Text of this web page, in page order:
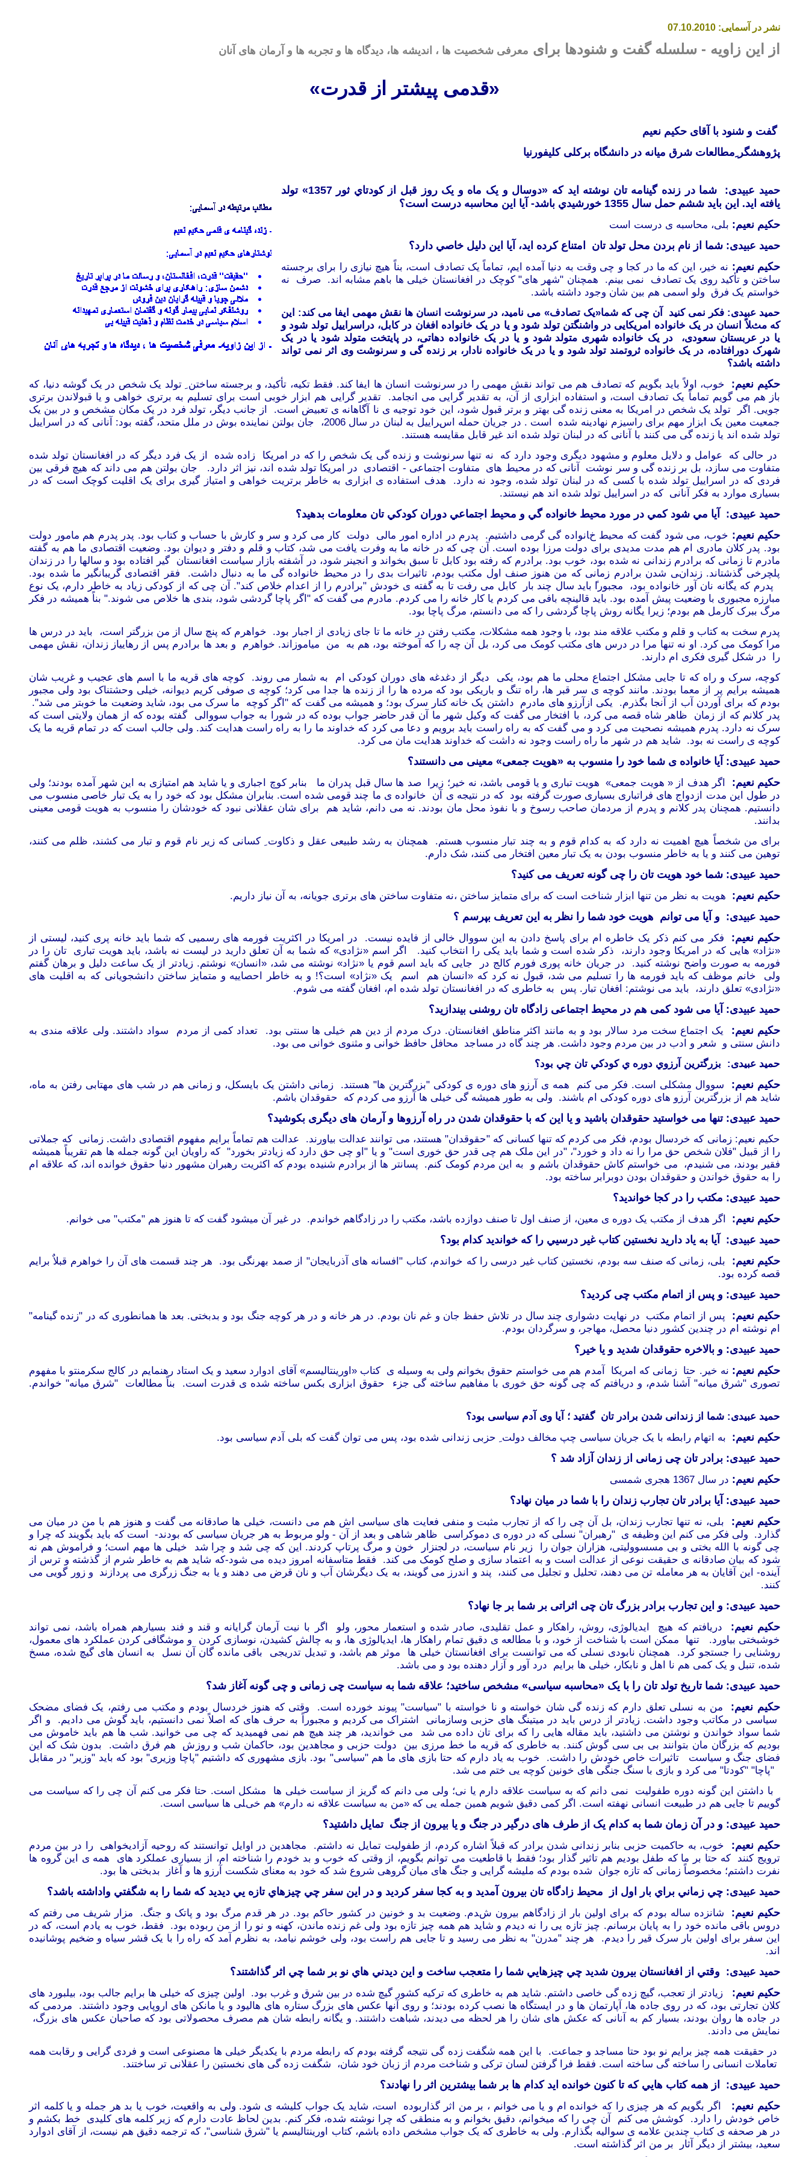
نشر در آسمایی: 07.10.2010
از این زاویه - سلسله گفت و شنودها برای معرفی شخصیت ها ، اندیشه ها، دیدگاه ها و تجربه ها و آرمان های آنان
«قدمی پیشتر از قدرت»
گفت و شنود با آقای حکیم نعیم
پژوهشگر ِمطالعات شرق میانه در دانشگاه برکلی کلیفورنیا
حمید عبیدی:
شما در زنده گينامه تان نوشته ايد که «دوسال و يک ماه و يک روز قبل از کودتاي ثور 1357» تولد
يافته ايد. اين بايد ششم حمل سال 1355 خورشيدي باشد- آيا اين محاسبه درست است؟
حکیم نعیم: بلی، محاسبه ی درست است
حمید عبیدی: شما از نام بردن محل تولد تان امتناع کرده ايد، آيا اين دليل خاصي دارد؟
حکیم نعیم: نه خیر، این که ما در کجا و چی وقت به دنیا آمده ایم، تماماً یک تصادف است، بناً هیچ نیازی را برای برجسته
ساختن و تأکید روی یک تصادف نمی بینم. همچنان "شهر های" کوچک در افغانستان خیلی ها باهم مشابه اند. صرف نه
خواستم یک فرق ولو اسمی هم بین شان وجود داشته باشد.
حمید عبیدی: فکر نمی کنید
آن چی که شما«یک تصادف» می نامید، در سرنوشت انسان ها نقش مهمی ایفا می کند: این
که مثلاً انسان در یک خانواده امریکایی در واشنگتن تولد شود و یا در یک خانواده افغان در کابل، دراسراییل تولد شود و
یا در عربستان سعودی، در یک خانواده شهری متولد شود و یا در یک خانواده دهاتی، در پایتخت متولد شود یا در یک
شهرک دورافتاده، در یک خانواده ثروتمند تولد شود و یا در یک خانواده نادار، بر زنده گی و سرنوشت وی اثر نمی تواند
داشته باشد؟
حکیم نعیم:
خوب، اولاً باید بگویم که تصادف هم می تواند نقش مهمی را در سرنوشت انسان ها ایفا کند. فقط تکیه، تأکید، و برجسته ساختن ِ تولد یک شخص در یک گوشه دنیا، که
باز هم می گویم تماماً یک تصادف است، و استفاده ابزاری از آن، به تقدیر گرایی می انجامد.
تقدیر گرایی هم ابزار خوبی است برای تسلیم به برتری خواهی و یا قبولاندن برتری
جویی. اگر تولد یک شخص در امریکا به معنیزنده گی بهتر و برتر قبول شود، این خود توجیه ی نا آگاهانه ی تعبیض است. از جانب دیگر، تولد فرد در یک مکان مشخص و در بین یک
جمعیت معین یک ابزار مهم برای راسیزم نهادینه شده است . در جریان حمله اسراییل به لبنان در سال 2006، جان بولتن نماینده بوش در ملل متحد، گفته بود: آنانی که در اسراییل
تولد شده اند یا زنده گی می کنند با آنانی که در لبنان تولد شده اند غیر قابل مقایسه هستند.
در حالی که عوامل و دلایل معلوم و مشهود دیگری وجود دارد که نه تنها سرنوشت و زنده گی یک شخص را که در امریکا زاده شده از یک فرد دیگر که در افغانستان تولد شده
متفاوت می سازد، بل بر زنده گی و سر نوشت آنانی که در محیط های متفاوت اجتماعی - اقتصادی در امریکا تولد شده اند، نیز اثر دارد. جان بولتن هم می داند که هیچ فرقی بین
فردی که در اسراییل تولد شده با کسی که در لبنان تولد شده، وجود نه دارد. هدف استفاده ی ابزاری به خاطر برتریت خواهی و امتیاز گیری برای یک اقلیت کوچک است که در
بسیاری موارد به فکر آنانی که در اسراییل تولد شده اند هم نیستند.
حمید عبیدی:
آيا مي شود کمي در مورد محيط خانواده گي و محيط اجتماعي دوران کودکي تان معلومات بدهيد؟
حکیم نعیم: خوب، می شود گفت که محیط خانواده گی گرمی داشتیم. پدرم در اداره امور مالی دولت کار می کرد و سر و کارش با حساب و کتاب بود. پدر پدرم هم مامور دولت
بود. پدر کلان مادری ام هم مدت مدیدی برای دولت مرزا بوده است. آن چی که در خانه ما به وفرت یافت می شد، کتاب و قلم و دفتر و دیوان بود. وضعیت اقتصادی ما هم به گفته
مادرم تا زمانی که برادرم زندانی نه شده بود، خوب بود. برادرم که رفته بود کابل تا سبق بخواند و انجینر شود، در آشفته بازار سیاست افغانستان گیر افتاده بود و سالها را در زندان
پلچرخی گذشتاند. زندانی شدن برادرم زمانی که من هنوز صنف اول مکتب بودم، تاثیرات بدی را در محیط خانواده گی ما به دنبال داشت. فقر اقتصادی گریبانگیر ما شده بود.
پدرم که یگانه نان آور خانواده بود، مجبورا باید سال چند بار کابل می رفت تا به گفته ی خودش "برادرم را از اعدام خلاص کند". آن چی که از کودکی زیاد به خاطر دارم، یک نوع
مبارزه مجبوری با وضعیت پیش آمده بود. باید قالینچه بافی می کردم یا کار خانه را می کردم. مادرم می گفت که "اگر پاچا گردشی شود، بندی ها خلاص می شوند." بناً همیشه در فکر
مرگ ببرک کارمل هم بودم؛ زیرا یگانه روش پاچا گردشی را که می دانستم، مرگ پاچا بود.
پدرم سخت به کتاب و قلم و مکتب علاقه مند بود، با وجود همه مشکلات، مکتب رفتن در خانه ما تا جای زیادی از اجبار بود. خواهرم که پنچ سال از من بزرگتر است، باید در درس ها
مرا کومک می کرد. او نه تنها مرا در درس های مکتب کومک می کرد، بل آن چه را که آموخته بود، هم به من میاموزاند. خواهرم و بعد ها برادرم پس از رهاییاز زندان، نقش مهمی
را در شکل گیری فکری ام دارند.
کوچه، سرک و راه که تا جایی مشکل اجتماع محلی ما هم بود، یکی دیگر از دغدغه های دوران کودکی ام به شمار می روند. کوچه های قریه ما با اسم های عجیب و غریب شان
همیشه برایم پر از معما بودند. مانند کوچه ی سر قبر ها، راه تنگ و باریکی بود که مرده ها را از زنده ها جدا می کرد؛ کوچه ی صوفی کریم دیوانه، خیلی وحشتناک بود ولی مجبور
بودم که برای آوردن آب از آنجا بگذرم. یکی ازآرزو های مادرم داشتن یک خانه کنار سرک بود؛ و همیشه می گفت که "اگر کوچه ما سرک می بود، شاید وضعیت ما خوبتر می شد".
پدر کلانم که از زمان ظاهر شاه قصه می کرد، با افتخار می گفت که وکیل شهر ما آن قدر حاضر جواب بوده که در شورا به جواب سووالی گفته بوده که از همان ولایتی است که
سرک نه دارد. پدرم همیشه نصحیت می کرد و می گفت که به راه راست باید برویم و دعا می کرد که خداوند ما را به راه راست هدایت کند. ولی جالب است که در تمام قریه ما یک
کوچه ی راست نه بود. شاید هم در شهر ما راه راست وجود نه داشت که خداوند هدایت مان می کرد.
حمید عبیدی: آیا خانواده ی شما خود را منسوب به «هویت جمعی» معینی می دانستند؟
حکیم نعیم:
اگر هدف از « هویت جمعی» هویت تباری و یا قومی باشد، نه خیر؛ زیرا صد ها سال قبل پدران ما بنابر کوچ اجباری و یا شاید هم امتیازی به این شهر آمده بودند؛ ولی
در طول این مدت ازدواج های فراتباری بسیاری صورت گرفته بود که در نتیجه ی آن خانواده ی ما چند قومی شده است. بنابران مشکل بود که خود را به یک تبار خاصی منسوب می
دانستیم. همچنان پدر کلانم و پدرم از مردمان صاحب رسوخ و با نفوذ محل مان بودند. نه می دانم، شاید هم برای شان عقلانی نبود که خودشان را منسوب به هویت قومی معینی
بدانند.
برای من شخصاً هیچ اهمیت نه دارد که به کدام قوم و به چند تبار منسوب هستم. همچنان به رشد طبیعی عقل و ذکاوت ِ کسانی که زیر نام قوم و تبار می کشند، ظلم می کنند،
توهین می کنند و یا به خاطر منسوب بودن به یک تبار معین افتخار می کنند، شک دارم.
حمید عبیدی: شما خود هویت تان را چی گونه تعریف می کنید؟
حکیم نعیم: هویت به نظر من تنها ابزار شناخت است که برای متمایز ساختن ،نه متفاوت ساختن های برتری جویانه، به آن نیاز داریم.
حمید عبیدی: و آیا می توانم هویت خود شما را نظر به این تعریف بپرسم ؟
حکیم نعیم:
فکر می کنم ذکر یک خاطره ام برای پاسخ دادن به این سووال خالی از فایده نیست. در امریکا در اکثریت فورمه های رسمیی که شما باید خانه پری کنید، لیستی از
«نژاد» هایی که در امریکا وجود دارند، ذکر شده است و شما باید یکی را انتخاب کنید. اگر اسم «نژادی» که شما به آن تعلق دارید در لیست نه باشد، باید هویت تباری تان را در
فورمه به صورت واضح نوشته کنید. در جریان خانه پوری فورم کالج در جایی که باید اسم قوم یا «نژاد» نوشته می شد، «انسان» نوشتم. زیادتر از یک ساعت دلیل و برهان گفتم
ولی خانم موظف که باید فورمه ها را تسلیم می شد، قبول نه کرد که «انسان هم اسم یک «نژاد» است؟! و به خاطر احصاییه و متمایز ساختن دانشجویانی که به اقلیت های
«نژادی» تعلق دارند، باید می نوشتم: افغان تبار. پس به خاطری که در افغانستان تولد شده ام، افغان گفته می شوم.
حمید عبیدی: آیا می شود کمی هم در محیط اجتماعی زادگاه تان روشنی بیندازید؟
حکیم نعیم:
یک اجتماع سخت مرد سالار بود و به مانند اکثر مناطق افغانستان. درک مردم از دین هم خیلی ها سنتی بود. تعداد کمی از مردم سواد داشتند. ولی علاقه مندی به
دانش سنتی و شعر و ادب در بین مردم وجود داشت. هر چند گاه در مساجد محافل حافظ خوانی و مثنوی خوانی می بود.
حمید عبیدی: بزرگترين آرزوي دوره ي کودکي تان چي بود؟
حکیم نعیم:
سووال مشکلی است. فکر می کنم همه ی آرزو های دوره ی کودکی "بزرگترین ها" هستند. زمانی داشتن یک بایسکل، و زمانی هم در شب های مهتابی رفتن به ماه،
شاید هم از بزرگترین آرزو های دوره کودکی ام باشند. ولی به طور همیشه گی خیلی ها آرزو می کردم که حقوقدان باشم.
حمید عبیدی: تنها می خواستید حقوقدان باشید و یا این که با حقوقدان شدن در راه آرزوها و آرمان های دیگری بکوشید؟
حکیم نعیم: زمانی که خردسال بودم، فکر می کردم که تنها کسانی که "حقوقدان" هستند، می توانند عدالت بیاورند. عدالت هم تماماً برایم مفهوم اقتصادی داشت. زمانی که جملاتی
را از قبیل "فلان شخص حق مرا را نه داد و خورد"، "در این ملک هم چی قدر حق خوری است" و یا "او چی حق دارد که زیادتر بخورد" که راویان این گونه جمله ها هم تقریباً همیشه
فقیر بودند، می شنیدم، می خواستم کاش حقوقدان باشم و به این مردم کومک کنم. پسانتر ها از برادرم شنیده بودم که اکثریت رهبران مشهور دنیا حقوق خوانده اند، که علاقه ام
را به حقوق خواندن و حقوقدان بودن دوبرابر ساخته بود.
حمید عبیدی: مکتب را در کجا خواندید؟
حکیم نعیم:
اگر هدف از مکتب یک دوره ی معین، از صنف اول تا صنف دوازده باشد، مکتب را در زادگاهم خواندم. در غیر آن میشود گفت که تا هنوز هم "مکتب" می خوانم.
حمید عبیدی:
آيا به ياد داريد نخستين کتاب غير درسيي را که خوانديد کدام بود؟
حکیم نعیم:
بلی، زمانی که صنف سه بودم، نخستین کتاب غیر درسی را که خواندم، کتاب "افسانه های آذربایجان" از صمد بهرنگی بود. هر چند قسمت های آن را خواهرم قبلاٌ برایم
قصه کرده بود.
حمید عبیدی: و پس از اتمام مکتب چی کردید؟
حکیم نعیم:
پس از اتمام مکتب در نهایت دشواری چند سال در تلاش حفظ جان و غم نان بودم. در هر خانه و در هر کوچه جنگ بود و بدبختی. بعد ها همانطوری که در "زنده گینامه"
ام نوشته ام در چندین کشور دنیا محصل، مهاجر، و سرگردان بودم.
حمید عبیدی: و بالاخره حقوقدان شدید و یا خیر؟
حکیم نعیم: نه خیر. حتا زمانی که امریکا آمدم هم می خواستم حقوق بخوانم ولی به وسیله ی کتاب «اورینتالیسم» آقای ادوارد سعید و یک استاد رهنمایم در کالج سکرمنتو با مفهوم
تصوری "شرق میانه" آشنا شدم، و دریافتم که چی گونه حق خوری با مفاهیم ساخته گی جزء حقوق ابزاری بکس ساخته شده ی قدرت است. بناً مطالعات "شرق میانه" خواندم.
حمید عبیدی: شما از زندانی شدن برادر تان گفتید ؛ آیا وی آدم سیاسی بود؟
حکیم نعیم: به اتهام رابطه با یک جریان سیاسی چپ مخالف دولت ِ حزبی زندانی شده بود، پس می توان گفت که بلی آدم سیاسی بود.
حمید عبیدی: برادر تان چی زمانی از زندان آزاد شد ؟
حکیم نعیم: در سال 1367 هجری شمسی
حمید عبیدی: آیا برادر تان تجارب زندان را با شما در میان نهاد؟
حکیم نعیم:
بلی، نه تنها تجارب زندان، بل آن چی را که از تجارب مثبت و منفی فعایت های سیاسی اش هم می دانست، خیلی ها صادقانه می گفت و هنوز هم با من در میان می
گذارد. ولی فکر می کنم این وظیفه ی "رهبران" نسلی که در دوره ی دموکراسی ظاهر شاهی و بعد از آن - ولو مربوط به هر جریان سیاسی که بودند- است که باید بگویند که چرا و
چی گونه با الله بختی و بی مسسوولیتی، هزاران جوان را زیر نام سیاست، در لجنزار خون و مرگ پرتاپ کردند. این که چی شد و چرا شد خیلی ها مهم است؛ و فراموش هم نه
شود که بیان صادقانه ی حقیقت نوعی از عدالت است و به اعتماد سازی و صلح کومک می کند. فقط متاسفانه امروز دیده می شود-که شاید هم به خاطر شرم از گذشته و ترس از
آینده- این آقایان به هر معامله تن می دهند، تحلیل و تجلیل می کنند، پند و اندرز می گویند، به یک دیگرشان آب و نان قرض می دهند و یا به جنگ زرگری می پردازند و زور گویی می
کنند.
حمید عبیدی: و این تجارب برادر بزرگ تان چی اثراتی بر شما بر جا نهاد؟
حکیم نعیم:
دریافتم که هیچ ایدیالوژی، روش، راهکار و عمل تقلیدی، صادر شده و استعمار محور، ولو اگر با نیت آرمان گرایانه و قند و فند بسیارهم همراه باشد، نمی تواند
خوشبختی بیاورد. تنها ممکن است با شناخت از خود، و با مطالعه ی دقیق تمام راهکار ها، ایدیالوژی ها، و به چالش کشیدن، نوسازی کردن و موشگافی کردن عملکرد های معمول،
روشنایی را جستجو کرد. همچنان نابودی نسلی که می توانست برای افغانستان خیلی ها موثر هم باشد، و تبدیل تدریجی باقی مانده گان آن نسل به انسان های گیچ شده، مسخ
شده، تنبل و یک کمی هم نا اهل و نابکار، خیلی ها برایم درد آور و آزار دهنده بود و می باشد.
حمید عبیدی: شما تاریخ تولد تان را با یک «محاسبه سیاسی» مشخص ساختید؛ علاقه شما به سیاست چی زمانی و چی گونه آغاز شد؟
حکیم نعیم:
من به نسلی تعلق دارم که زنده گی شان خواسته و نا خواسته با "سیاست" پیوند خورده است. وقتی که هنوز خردسال بودم و مکتب می رفتم، یک فضای مضحک
سیاسی در مکاتب وجود داشت. زیادتر از درس باید در میتینگ های حزبی وسازمانی اشتراک می کردیم و مجبوراً به حرف های که اصلاً نمی دانستیم، باید گوش می دادیم. و اگر
شما سواد خواندن و نوشتن می داشتید، باید مقاله هایی را که برای تان داده می شد می خواندید، هر چند هیچ هم نمی فهمیدید که چی می خوانید. شب ها هم باید خاموش می
بودیم که بزرگان مان بتوانند بی بی سی گوش کنند. به خاطری که قریه ما خط مرزی بین دولت حزبی و مجاهدین بود، حاکمان شب و روزش هم فرق داشت. بدون شک که این
فضای جنگ و سیاست تاثیرات خاص خودش را داشت. خوب به یاد دارم که حتا بازی های ما هم "سیاسی" بود. بازی مشهوری که داشتیم "پاچا وزیری" بود که باید "وزیر" در مقابل
"پاچا" "کودتا" می کرد و بازی با سنگ جنگی های خونین کوچه یی ختم می شد.
با داشتن این گونه دوره طفولیت نمی دانم که به سیاست علاقه دارم یا نی؛ ولی می دانم که گریز از سیاست خیلی ها مشکل است. حتا فکر می کنم آن چی را که سیاست می
گوییم تا جایی هم در طبیعت انسانی نهفته است. اگر کمی دقیق شویم همین جمله یی که «من به سیاست علاقه نه دارم» هم خیلی ها سیاسی است.
حمید عبیدی: و در آن زمان شما به کدام یک از طرف های درگیر در جنگ و یا بیرون از جنگ تمایل داشتید؟
حکیم نعیم:
خوب، به حاکمیت حزبی بنابر زندانی شدن برادر که قبلاً اشاره کردم، از طفولیت تمایل نه داشتم. مجاهدین در اوایل توانستند که روحیه آزادیخواهی را در بین مردم
ترویج کنند که حتا بر ما که طفل بودیم هم تاثیر گذار بود؛ فقط با قاطعیت می توانم بگویم، از وقتی که خوب و بد خودم را شناخته ام، از بسیاری عملکرد های همه ی
این گروه ها
نفرت داشتم؛ مخصوصاً زمانی که تازه جوان شده بودم که ملیشه گرایی و جنگ های میان گروهی شروع شد که خود به معنای شکست آرزو ها و آغاز بدبختی ها بود.
حمید عبیدی: چي زماني براي بار اول از محيط زادگاه تان بيرون آمديد و به کجا سفر کرديد و در اين سفر چي چيزهاي تازه يي ديديد که شما را به شگفتي واداشته باشد؟
حکیم نعیم:
شانزده ساله بودم که برای اولین بار از زادگاهم بیرون شدم. وضعیت بد و خونین در کشور حاکم بود. در هر قدم مرگ بود و پاتک و جنگ. مزار شریف می رفتم که
دروس باقی مانده خود را به پایان برسانم. چیز تازه یی را نه دیدم و شاید هم همه چیز تازه بود ولی غم زنده ماندن، کهنه و نو را از من ربوده بود. فقط، خوب به یادم است، که در
این سفر برای اولین بار سرک قیر را دیدم. هر چند "مدرن" به نظر می رسید و تا جایی هم راست بود، ولی خوشم نیامد، به نظرم آمد که راه را با یک قشر سیاه و ضخیم پوشانیده
اند.
حمید عبیدی: وقتي از افغانستان بيرون شديد چي چيزهايي شما را متعجب ساخت و اين ديدني هاي نو بر شما چي اثر گذاشتند؟
حکیم نعیم:
زیادتر از تعجب، گیچ زده گی خاصی داشتم. شاید هم به خاطری که ترکیه کشور گیچ شده در بین شرق و غرب بود. اولین چیزی که خیلی ها برایم جالب بود، بیلبورد های
کلان تجارتی بود، که در روی جاده ها، آپارتمان ها و در ایستگاه ها نصب کرده بودند؛ و روی آنها عکس های بزرگ ستاره های هالیود و یا مانکن های اروپایی وجود داشتند. مردمی که
در جاده ها روان بودند، بسیار کم به آنانی که عکش های شان را هر لحظه می دیدند، شباهت داشتند. و یگانه رابطه شان هم مصرف محصولاتی بود که صاحبان عکس های بزرگ،
نمایش می دادند.
در حقیقت همه چیز برایم نو بود حتا مساجد و جماعت. با این همه شگفت زده گی نتیجه گرفته بودم که رابطه مردم با یکدیگر خیلی ها مصنوعی است و فردی گرایی و رقابت همه
تعاملات انسانی را ساخته گی ساخته است. فقط فرا گرفتن لسان ترکی و شناخت مردم از زبان خود شان، شگفت زده گی های نخستین را عقلانی تر ساختند.
حمید عبیدی:
از همه کتاب هايي که تا کنون خوانده ايد کدام ها بر شما بيشترين اثر را نهادند؟
حکیم نعیم:
اگر بگویم که هر چیزی را که خوانده ام و یا می خوانم ، بر من اثر گذاربوده است، شاید یک جواب کلیشه ی شود. ولی به واقعیت، خوب یا بد هر جمله و یا کلمه اثر
خاص خودش را دارد. کوشش می کنم آن چی را که میخوانم، دقیق بخوانم و به منطقی که چرا نوشته شده، فکر کنم. بدین لحاظ عادت دارم که زیر کلمه های کلیدی خط بکشم و
در هر صحفه ی کتاب چندین علامه ی سوالیه بگذارم. ولی به خاطری که یک جواب مشخص داده باشم، کتاب اورینتالیسم یا "شرق شناسی"، که ترجمه دقیق هم نیست، از آقای ادوارد
سعید، بیشتر از دیگر آثار بر من اثر گذاشته است.